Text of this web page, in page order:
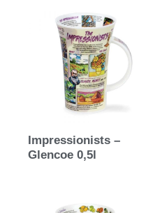
Impressionists –
Glencoe 0,5l